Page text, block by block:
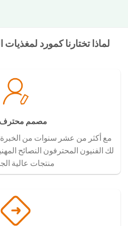
لماذا تختارنا كمورد لمغذيات
مصمم محترف
مع أكثر من عشر سنوات من الخبرة
لك الفنيون المحترفون النصائح
منتجات عالية